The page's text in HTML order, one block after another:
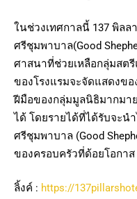
ในช่วงเทศกาลนี้ 137 พิล
ศรีชุมพาบาล(Good
ศาสนาที่ช่วยเหลือกลุ่มสตรี
ของโรงแรมจะจัดแสดงข
ฝีมือของกลุ่มมูลนิธิมากมา
ได้ โดยรายได้ที่ได้รับจะ
ศรีชุมพาบาล (Good
ของครอบครัวที่ด้อยโอกาส
ลิ้งค์ : https://